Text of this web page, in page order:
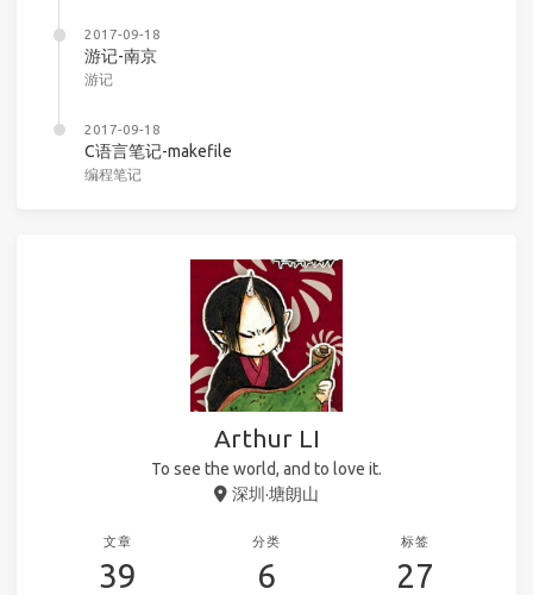
2017-09-18
游记-南京
游记
2017-09-18
C语言笔记-makefile
编程笔记
Arthur LI
To see the world, and to love it.
深圳·塘朗山
文章
39
分类
6
标签
27